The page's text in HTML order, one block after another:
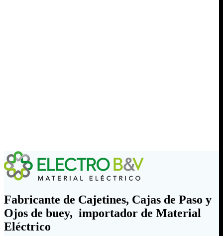
Fabricante de Cajetines, Cajas de Paso y
Ojos de buey, importador de Material
Eléctrico